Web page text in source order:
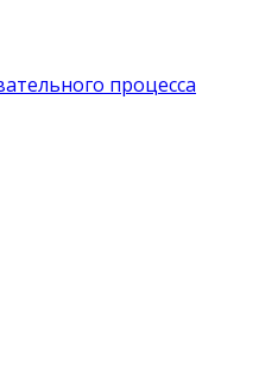
процесса